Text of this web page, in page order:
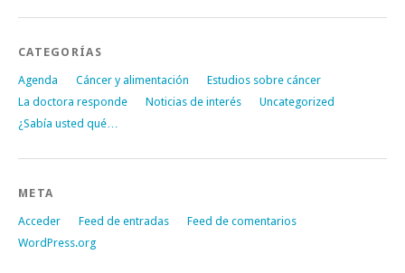
CATEGORÍAS
Agenda Cáncer y alimentación
Estudios sobre cáncer
La doctora responde
Noticias de interés
Uncategorized
¿Sabía usted qué…
META
Acceder Feed de entradas
Feed de comentarios
WordPress.org